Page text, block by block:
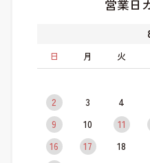
営業日
日
月 火
2
3 4
9
10 11
16
17 18